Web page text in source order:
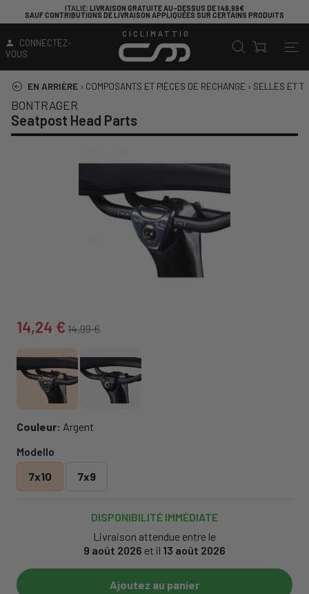
ITALIE: LIVRAISON GRATUITE AU-DESSUS DE 149,99€
SAUF CONTRIBUTIONS DE LIVRAISON APPLIQUÉES SUR CERTAINS PRODUITS
CONNECTEZ-
VOUS
CICLIMATTIO
EN ARRIÈRE › COMPOSANTS ET PIÈCES DE RECHANGE › SELLES ET
BONTRAGER
Seatpost Head Parts
14,24 € 14,99 €
Couleur: Argent
Modello
7x10
7x9
DISPONIBILITÉ IMMÉDIATE
Livraison attendue entre le
9 août 2026 et il 13 août 2026
Ajoutez au panier